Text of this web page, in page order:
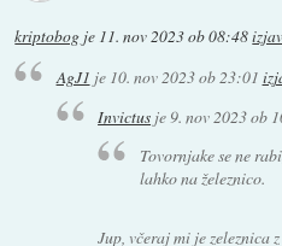
kriptobog je 11. nov 2023 ob 08:48
AgJ1 je 10. nov 2023 ob 23:01
Invictus je 9. nov 2023 ob
Tovornjake se ne
lahko na železnico.
Jup, včeraj mi je zeleznica